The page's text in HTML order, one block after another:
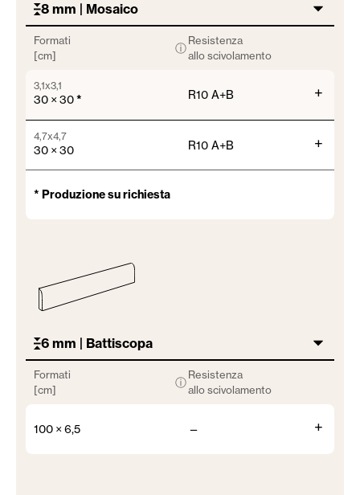
8 mm | Mosaico
Formati
[cm]
Resistenza
allo scivolamento
ⓘ
3,1x3,1
30 × 30* R10 A+B +
4,7x4,7
30 × 30 R10 A+B +
* Produzione su richiesta
6 mm | Battiscopa
Formati
[cm]
Resistenza
allo scivolamento
ⓘ
100 × 6,5 — +